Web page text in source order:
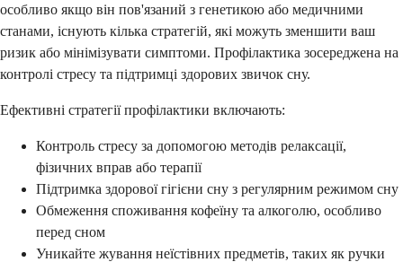
особливо якщо він пов'язаний з генетикою або медичними
станами, існують кілька стратегій, які можуть зменшити ваш
ризик або мінімізувати симптоми. Профілактика зосереджена на
контролі стресу та підтримці здорових звичок сну.
Ефективні стратегії профілактики включають:
Контроль стресу за допомогою методів релаксації,
фізичних вправ або терапії
Підтримка здорової гігієни сну з регулярним режимом сну
Обмеження споживання кофеїну та алкоголю, особливо
перед сном
Уникайте жування неїстівних предметів, таких як ручки